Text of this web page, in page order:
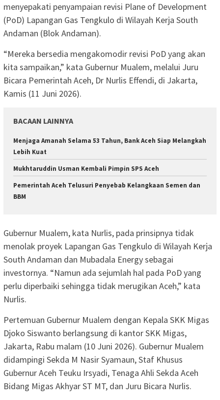
menyepakati penyampaian revisi Plane of Development
(PoD) Lapangan Gas Tengkulo di Wilayah Kerja South
Andaman (Blok Andaman).
“Mereka bersedia mengakomodir revisi PoD yang akan
kita sampaikan,” kata Gubernur Mualem, melalui Juru
Bicara Pemerintah Aceh, Dr Nurlis Effendi, di Jakarta,
Kamis (11 Juni 2026).
BACAAN LAINNYA
Menjaga Amanah Selama 53 Tahun, Bank Aceh Siap Melangkah
Lebih Kuat
Mukhtaruddin Usman Kembali Pimpin SPS Aceh
Pemerintah Aceh Telusuri Penyebab Kelangkaan Semen dan
BBM
Gubernur Mualem, kata Nurlis, pada prinsipnya tidak
menolak proyek Lapangan Gas Tengkulo di Wilayah Kerja
South Andaman dan Mubadala Energy sebagai
investornya. “Namun ada sejumlah hal pada PoD yang
perlu diperbaiki sehingga tidak merugikan Aceh,” kata
Nurlis.
Pertemuan Gubernur Mualem dengan Kepala SKK Migas
Djoko Siswanto berlangsung di kantor SKK Migas,
Jakarta, Rabu malam (10 Juni 2026). Gubernur Mualem
didampingi Sekda M Nasir Syamaun, Staf Khusus
Gubernur Aceh Teuku Irsyadi, Tenaga Ahli Sekda Aceh
Bidang Migas Akhyar ST MT, dan Juru Bicara Nurlis.